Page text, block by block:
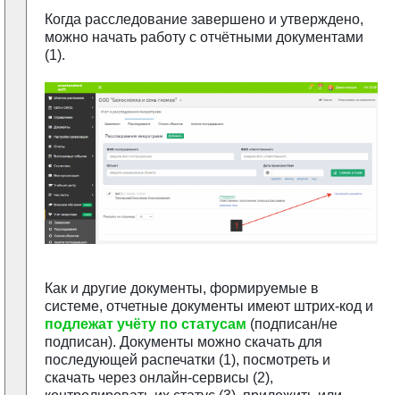
Когда расследование завершено и утверждено,
можно начать работу с отчётными документами
(1).
Как и другие документы, формируемые в
системе, отчетные документы имеют штрих-код и
подлежат учёту по статусам (подписан/не
подписан). Документы можно скачать для
последующей распечатки (1), посмотреть и
скачать через онлайн-сервисы (2),